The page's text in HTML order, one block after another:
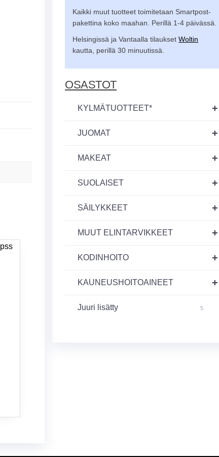
Kaikki muut tuotteet toimitetaan Smartpost-
pakettina koko maahan. Perillä 1-4 päivässä.
Helsingissä ja Vantaalla tilauksetWoltin
kautta, perillä 30 minuutissä.
OSASTOT
+
KYLMÄTUOTTEET*
+
JUOMAT
+
MAKEAT
+
SUOLAISET
+
SÄILYKKEET
+
MUUT ELINTARVIKKEET
+
KODINHOITO
+
KAUNEUSHOITOAINEET
Juuri lisätty 5